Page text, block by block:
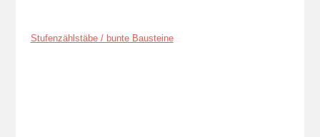
Stufenzählstäbe / bunte Bausteine